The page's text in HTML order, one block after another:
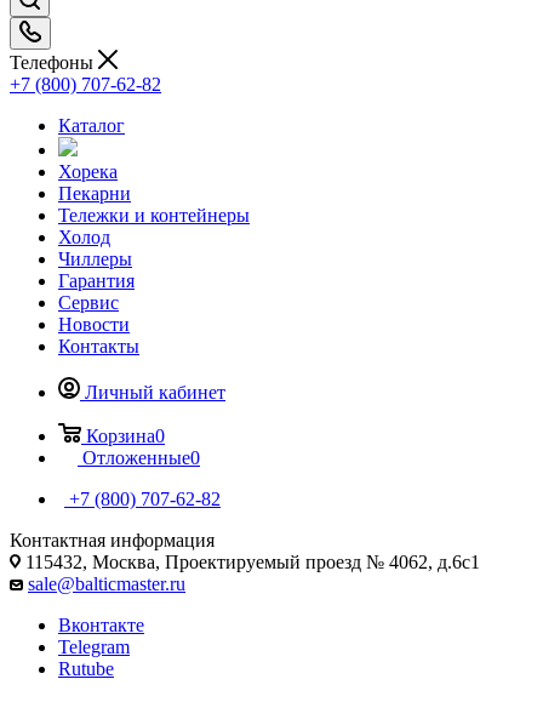
Телефоны
+7 (800) 707-62-82
Каталог
Хорека
Пекарни
Тележки и контейнеры
Холод
Чиллеры
Гарантия
Сервис
Новости
Контакты
Личный кабинет
Корзина0
Отложенные0
+7 (800) 707-62-82
Контактная информация
115432, Москва, Проектируемый проезд № 4062, д.6с1
sale@balticmaster.ru
Вконтакте
Telegram
Rutube